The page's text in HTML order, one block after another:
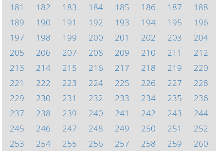
181
182 183 184 185 186 187
188
189
190 191 192 193 194 195
196
197
198 199 200 201 202 203
204
205
206 207 208 209 210 211
212
213
214 215 216 217 218 219
220
221
222 223 224 225 226 227
228
229
230 231 232 233 234 235
236
237
238 239 240 241 242 243
244
245
246 247 248 249 250 251
252
253
254 255 256 257 258 259
260